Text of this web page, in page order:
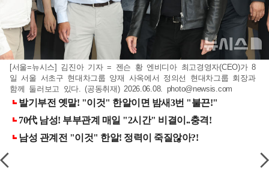
[서울=뉴시스] 김진아 기자 = 젠슨 황 엔비디아 최고경영자(CEO)가 8
일 서울 서초구 현대차그룹 양재 사옥에서 정의선 현대차그룹 회장과
함께 둘러보고 있다. (공동취재) 2026.06.08. photo@newsis.com